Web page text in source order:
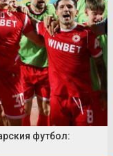
футбол: